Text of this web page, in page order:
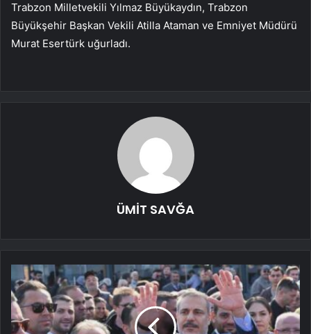
Trabzon Milletvekili Yılmaz Büyükaydın, Trabzon
Büyükşehir Başkan Vekili Atilla Ataman ve Emniyet Müdürü
Murat Esertürk uğurladı.
ÜMİT SAVĞA